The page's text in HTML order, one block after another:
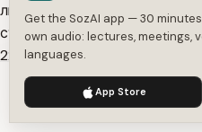
любимая чашка, у нас может
старый плед, простроенная
22:02
Speaker A
система, внутри которой
поэтому в оставшихся
We use cookies to enhance your
Get the SozAI app — 30
own audio: lectures, meetings,
languages.
App Store